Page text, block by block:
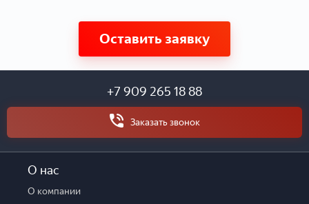
Оставить заявку
+7 909 265 18 88
Заказать звонок
О нас
О компании